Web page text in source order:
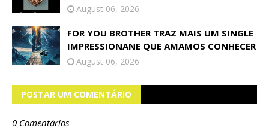
August 06, 2026
FOR YOU BROTHER TRAZ MAIS UM SINGLE
IMPRESSIONANE QUE AMAMOS CONHECER
August 06, 2026
POSTAR UM COMENTÁRIO
0 Comentários